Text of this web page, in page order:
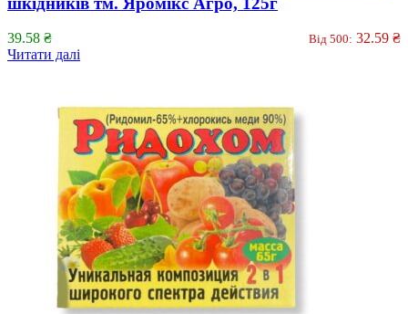
39.58 ₴ Від 500: 32.59 ₴
Читати далі